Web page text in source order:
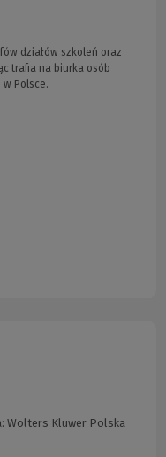
działów szkoleń oraz
trafia na biurka osób
Polsce.
Wolters Kluwer Polska